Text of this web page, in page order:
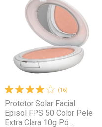
(16)
Protetor Solar Facial
Episol FPS 50 Color Pele
Extra Clara 10g Pó